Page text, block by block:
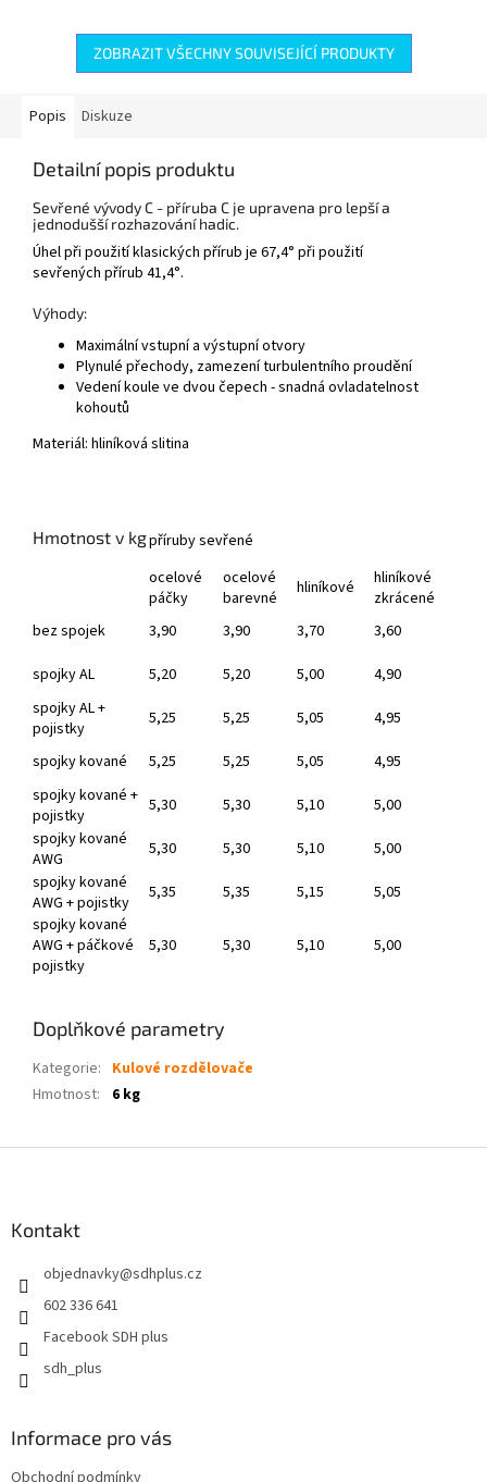
ZOBRAZIT VŠECHNY SOUVISEJÍCÍ PRODUKTY
Popis Diskuze
Detailní popis produktu
Sevřené vývody C - příruba C je upravena pro lepší a
jednodušší rozhazování hadic.
Úhel při použití klasických přírub je 67,4° při použití
sevřených přírub 41,4°.
Výhody:
Maximální vstupní a výstupní otvory
Plynulé přechody, zamezení turbulentního proudění
Vedení koule ve dvou čepech - snadná ovladatelnost
kohoutů
Materiál: hliníková slitina
Hmotnost v kgpříruby sevřené
ocelové
páčky
ocelové
barevné
hliníkové
hliníkové
zkrácené
bez spojek
3,90 3,90 3,70
3,60
spojky AL
5,20 5,20 5,00
4,90
spojky AL +
pojistky
5,25 5,25 5,05
4,95
spojky kované
5,25 5,25 5,05
4,95
spojky kované +
pojistky
5,30 5,30 5,10
5,00
spojky kované
AWG
5,30 5,30 5,10
5,00
spojky kované
AWG + pojistky
5,35 5,35 5,15
5,05
spojky kované
AWG + páčkové
pojistky
5,30 5,30 5,10 5,00
Doplňkové parametry
Kategorie: Kulové rozdělovače
Hmotnost: 6 kg
Kontakt
objednavky@sdhplus.cz
602 336 641
Facebook SDH plus
sdh_plus
Informace pro vás